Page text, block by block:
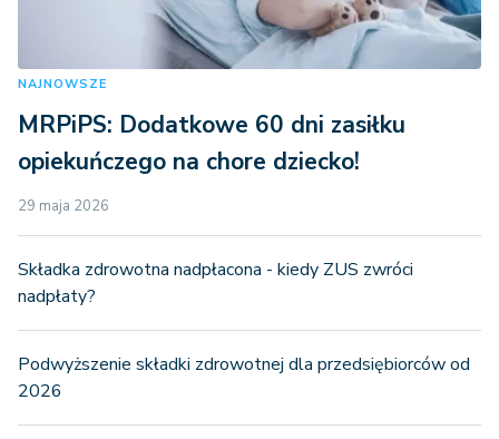
NAJNOWSZE
MRPiPS: Dodatkowe 60 dni zasiłku
opiekuńczego na chore dziecko!
29 maja 2026
Składka zdrowotna nadpłacona - kiedy ZUS zwróci
nadpłaty?
Podwyższenie składki zdrowotnej dla przedsiębiorców od
2026